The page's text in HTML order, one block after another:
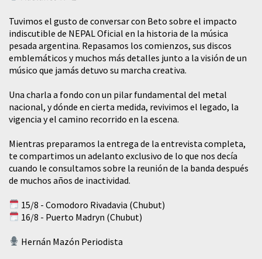
Tuvimos el gusto de conversar con Beto sobre el impacto
indiscutible de NEPAL Oficial en la historia de la música
pesada argentina. Repasamos los comienzos, sus discos
emblemáticos y muchos más detalles junto a la visión de un
músico que jamás detuvo su marcha creativa.
​Una charla a fondo con un pilar fundamental del metal
nacional, y dónde en cierta medida, revivimos el legado, la
vigencia y el camino recorrido en la escena.
Mientras preparamos la entrega de la entrevista completa,
te compartimos un adelanto exclusivo de lo que nos decía
cuando le consultamos sobre la reunión de la banda después
de muchos años de inactividad.
15/8 - Comodoro Rivadavia (Chubut)
16/8 - Puerto Madryn (Chubut)
Hernán Mazón Periodista